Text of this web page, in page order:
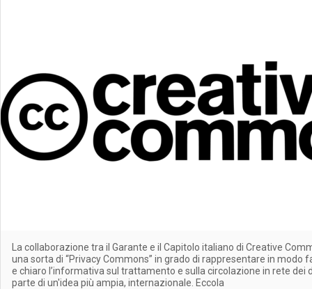
La collaborazione tra il Garante e il Capitolo italiano di Creative
una sorta di “Privacy Commons” in grado di rappresentare in modo
e chiaro l’informativa sul trattamento e sulla circolazione in rete dei
parte di un'idea più ampia, internazionale. Eccola